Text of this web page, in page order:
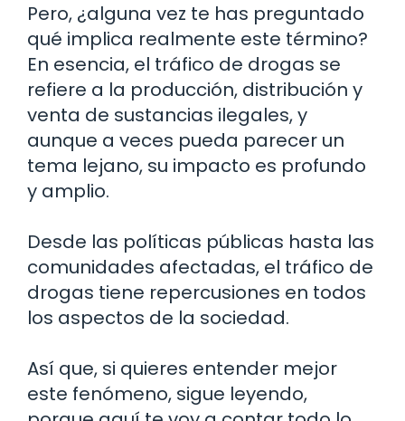
Pero, ¿alguna vez te has preguntado
qué implica realmente este término?
En esencia, el tráfico de drogas se
refiere a la producción, distribución y
venta de sustancias ilegales, y
aunque a veces pueda parecer un
tema lejano, su impacto es profundo
y amplio.
Desde las políticas públicas hasta las
comunidades afectadas, el tráfico de
drogas tiene repercusiones en todos
los aspectos de la sociedad.
Así que, si quieres entender mejor
este fenómeno, sigue leyendo,